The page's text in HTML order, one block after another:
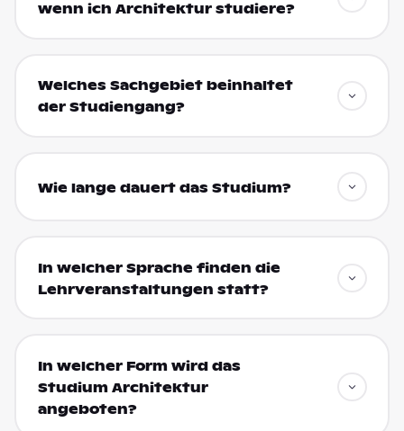
wenn ich Architektur studiere?
Welches Sachgebiet beinhaltet
der Studiengang?
Wie lange dauert das Studium?
In welcher Sprache finden die
Lehrveranstaltungen statt?
In welcher Form wird das
Studium Architektur
angeboten?